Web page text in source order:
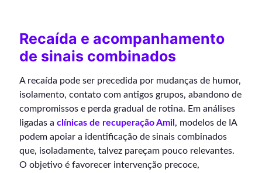
Recaída e acompanhamento
de sinais combinados
A recaída pode ser precedida por mudanças de humor,
isolamento, contato com antigos grupos, abandono de
compromissos e perda gradual de rotina. Em análises
ligadas a clínicas de recuperação Amil , modelos de IA
podem apoiar a identificação de sinais combinados
que, isoladamente, talvez pareçam pouco relevantes.
O objetivo é favorecer intervenção precoce,